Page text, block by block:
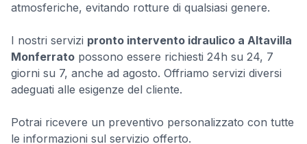
atmosferiche, evitando rotture di qualsiasi genere.
I nostri servizi pronto intervento idraulico a Altavilla
Monferrato possono essere richiesti 24h su 24, 7
giorni su 7, anche ad agosto. Offriamo servizi diversi
adeguati alle esigenze del cliente.
Potrai ricevere un preventivo personalizzato con tutte
le informazioni sul servizio offerto.